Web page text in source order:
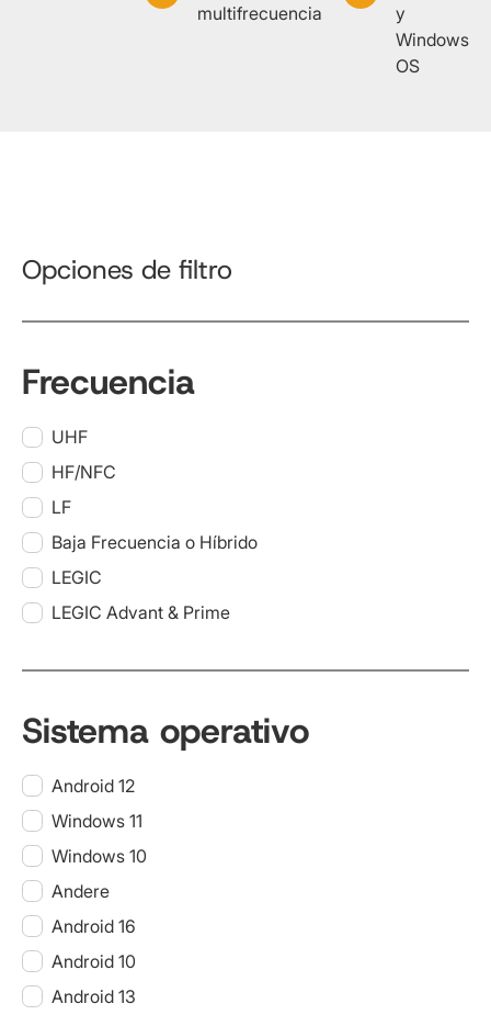
multifrecuencia
y
Windows
OS
Opciones de filtro
Frecuencia
UHF
HF/NFC
LF
Baja Frecuencia o Híbrido
LEGIC
LEGIC Advant & Prime
Sistema operativo
Android 12
Windows 11
Windows 10
Andere
Android 16
Android 10
Android 13